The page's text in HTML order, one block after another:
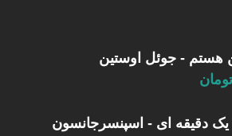
- جوئل اوستین
تومان
دقیقه ای - اسپنسرجانسون